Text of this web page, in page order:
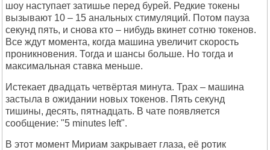
шоу наступает затишье перед бурей. Редкие токены
вызывают 10 – 15 анальных стимуляций. Потом пауза
секунд пять, и снова кто – нибудь вкинет сотню токенов.
Все ждут момента, когда машина увеличит скорость
проникновения. Тогда и шансы больше. Но тогда и
максимальная ставка меньше.
Истекает двадцать четвёртая минута. Трах – машина
застыла в ожидании новых токенов. Пять секунд
тишины, десять, пятнадцать. В чате появляется
сообщение: "5 minutes left".
В этот момент Мириам закрывает глаза, её ротик